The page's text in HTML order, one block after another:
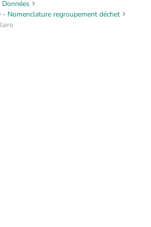
Données
Nomenclature regroupement déchet